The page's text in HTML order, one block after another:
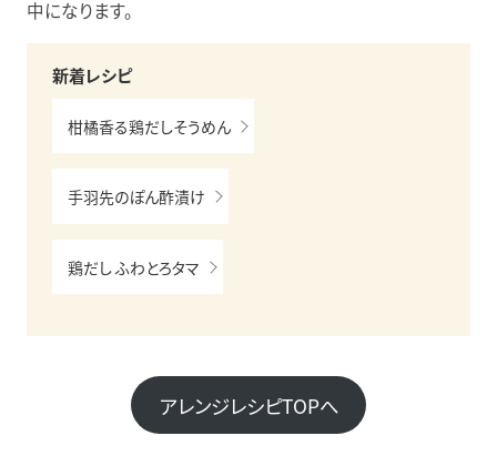
中になります。
新着レシピ
柑橘香る鶏だしそうめん
手羽先のぽん酢漬け
鶏だし ふわとろタマ
アレンジレシピTOPへ